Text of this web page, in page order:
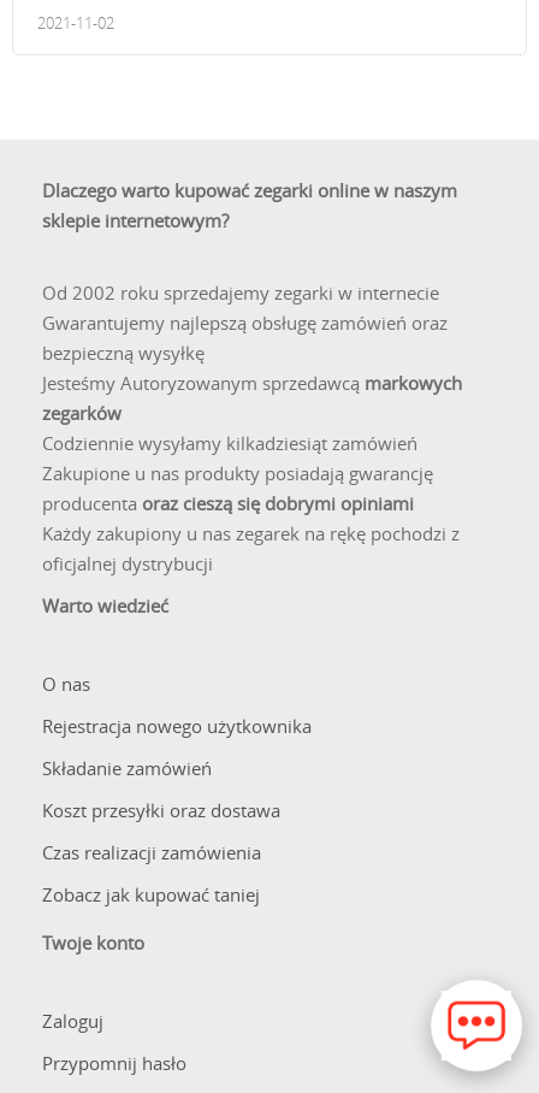
2021-11-02
Dlaczego warto kupować zegarki online w naszym
sklepie internetowym?
Od 2002 roku sprzedajemy zegarki w internecie
Gwarantujemy najlepszą obsługę zamówień oraz
bezpieczną wysyłkę
Jesteśmy Autoryzowanym sprzedawcą markowych
zegarków
Codziennie wysyłamy kilkadziesiąt zamówień
Zakupione u nas produkty posiadają gwarancję
producenta oraz cieszą się dobrymi opiniami
Każdy zakupiony u nas zegarek na rękę pochodzi z
oficjalnej dystrybucji
Warto wiedzieć
O nas
Rejestracja nowego użytkownika
Składanie zamówień
Koszt przesyłki oraz dostawa
Czas realizacji zamówienia
Zobacz jak kupować taniej
Twoje konto
Zaloguj
Przypomnij hasło